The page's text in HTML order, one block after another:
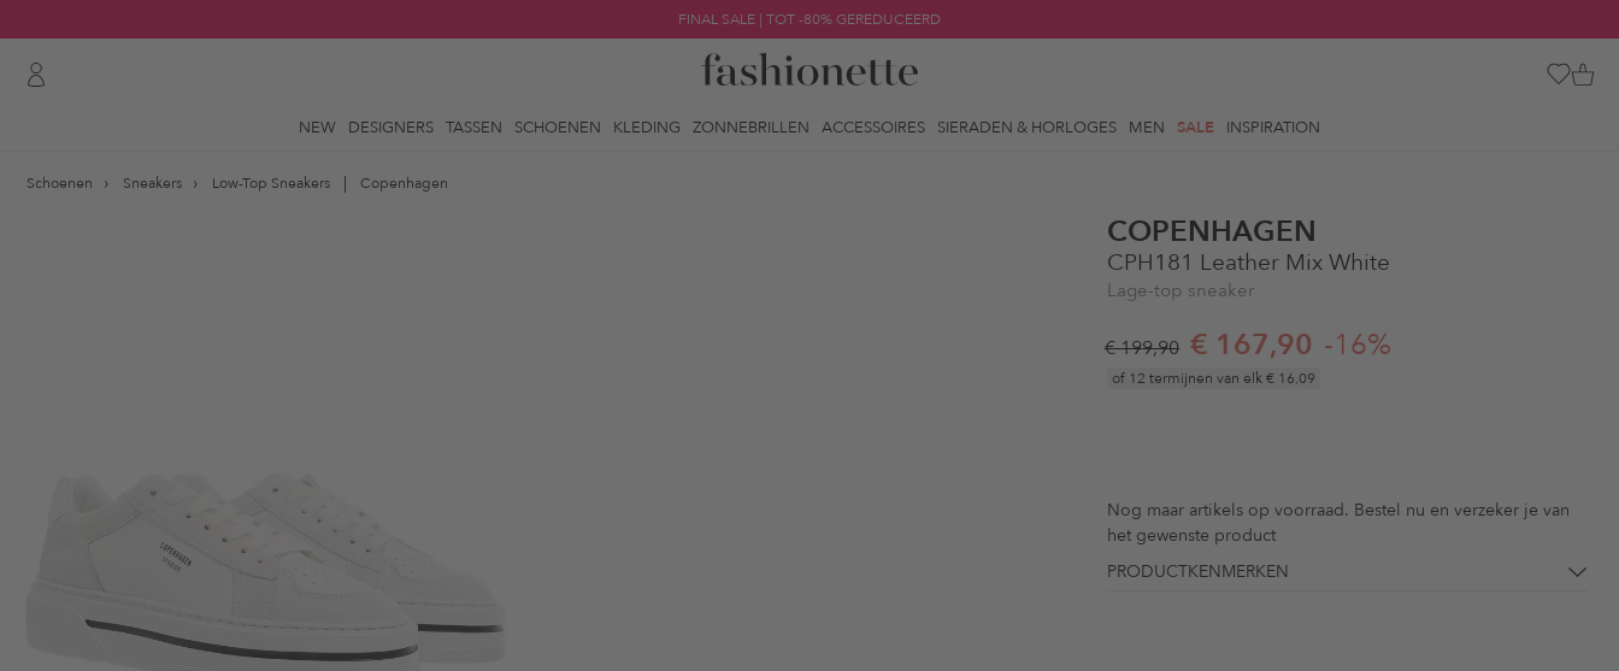
FINAL SALE | TOT -80% GEREDUCEERD
NEW DESIGNERS TASSEN SCHOENEN KLEDING ZONNEBRILLEN ACCESSOIRES SIERADEN & HORLOGES MEN SALE INSPIRATION
Schoenen Sneakers Low-Top Sneakers Copenhagen
COPENHAGEN
CPH181 Leather Mix White
Lage-top sneaker
€ 199,90 € 167,90 -16%
of 12 termijnen van elk€ 16,09
Nog maar artikels op voorraad. Bestel nu en verzeker je van
het gewenste product
PRODUCTKENMERKEN